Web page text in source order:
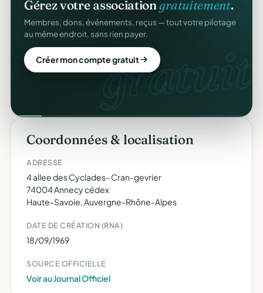
gratuit.
Gérez votre associationgratuitement.
Membres, dons, événements, reçus — tout votre pilotage
au même endroit, sans rien payer.
Créer mon compte gratuit
Coordonnées & localisation
ADRESSE
4 allee des Cyclades- Cran-gevrier
74004 Annecy cédex
Haute-Savoie, Auvergne-Rhône-Alpes
DATE DE CRÉATION (RNA)
18/09/1969
SOURCE OFFICIELLE
Voir au Journal Officiel